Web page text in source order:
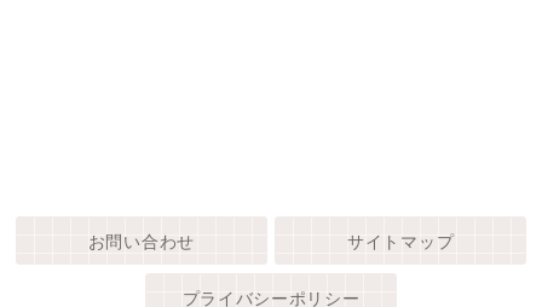
お問い合わせ サイトマップ
プライバシーポリシー